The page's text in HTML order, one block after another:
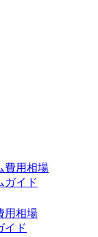
費用相場
ガイド
用相場
イド